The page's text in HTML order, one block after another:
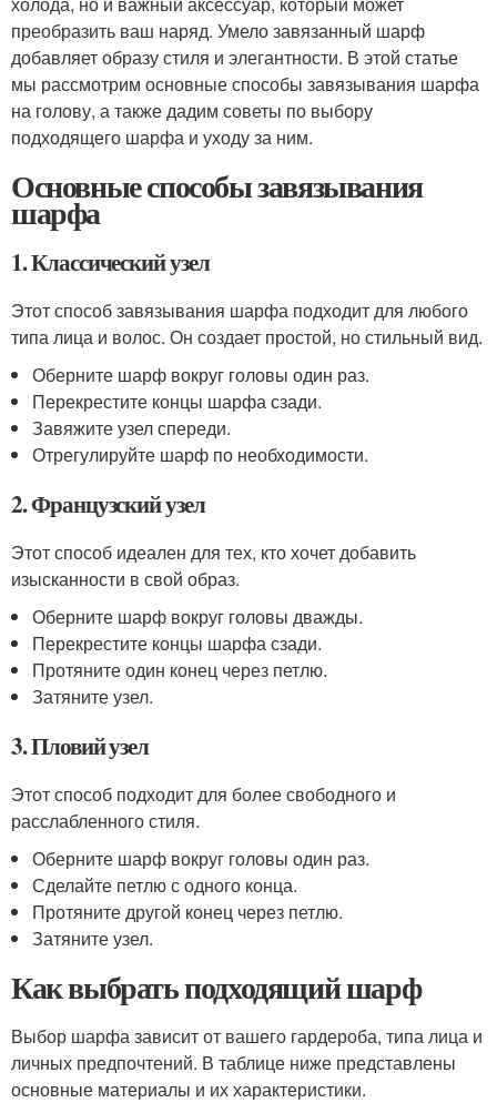
преобразить ваш наряд. Умело завязанный шарф
добавляет образу стиля и элегантности. В этой статье
мы рассмотрим основные способы завязывания шарфа
на голову, а также дадим советы по выбору
подходящего шарфа и уходу за ним.
Основные способы завязывания
шарфа
1. Классический узел
Этот способ завязывания шарфа подходит для любого
типа лица и волос. Он создает простой, но стильный вид.
Оберните шарф вокруг головы один раз.
Перекрестите концы шарфа сзади.
Завяжите узел спереди.
Отрегулируйте шарф по необходимости.
2. Французский узел
Этот способ идеален для тех, кто хочет добавить
изысканности в свой образ.
Оберните шарф вокруг головы дважды.
Перекрестите концы шарфа сзади.
Протяните один конец через петлю.
Затяните узел.
3. Пловий узел
Этот способ подходит для более свободного и
расслабленного стиля.
Оберните шарф вокруг головы один раз.
Сделайте петлю с одного конца.
Протяните другой конец через петлю.
Затяните узел.
Как выбрать подходящий шарф
Выбор шарфа зависит от вашего гардероба, типа лица и
личных предпочтений. В таблице ниже представлены
основные материалы и их характеристики.